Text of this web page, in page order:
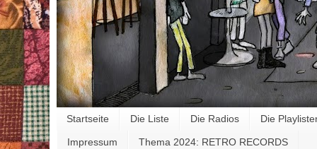
Startseite Die Liste Die Radios Die
Impressum Thema 2024: RETRO RECORDS